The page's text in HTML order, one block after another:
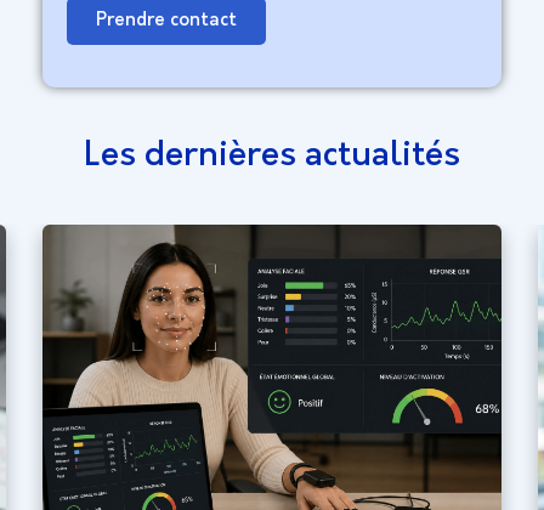
Prendre contact
Les dernières actualités